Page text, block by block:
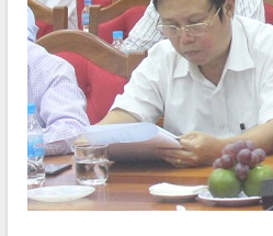
Bí thư Tỉnh ủy Lương Nguyễn Minh
Triết thăm, tặng quà người có công với
cách mạng
Rà soát, hoàn thiện hệ thống thiết chế
văn hóa, thể thao đáp ứng yêu cầu
phát triển mới
Thường trực HĐND tỉnh Đắk Lắk gặp
mặt Đoàn chuyên gia y tế TP. Hồ Chí
Minh
LIÊN KẾT WEB
THỐNG KÊ TRUY CẬP
Hôm nay: 19077